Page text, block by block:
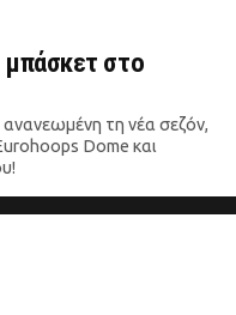
μπάσκετ στο
τη νέα σεζόν,
Dome και